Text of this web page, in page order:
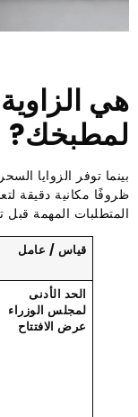
هي
لمطبخك?
بينما توفر الزوايا
ظروفًا مكانية دقيقة
المتطلبات المهمة قبل
قياس / عامل
الحد الأدنى
لمجلس الوزراء
عرض الافتتاح